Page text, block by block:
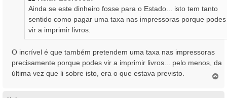
Ainda se este dinheiro fosse para o Estado... isto tem tanto
sentido como pagar uma taxa nas impressoras porque podes
vir a imprimir livros.
O incrível é que também pretendem uma taxa nas impressoras
precisamente porque podes vir a imprimir livros... pelo menos, da
última vez que li sobre isto, era o que estava previsto.